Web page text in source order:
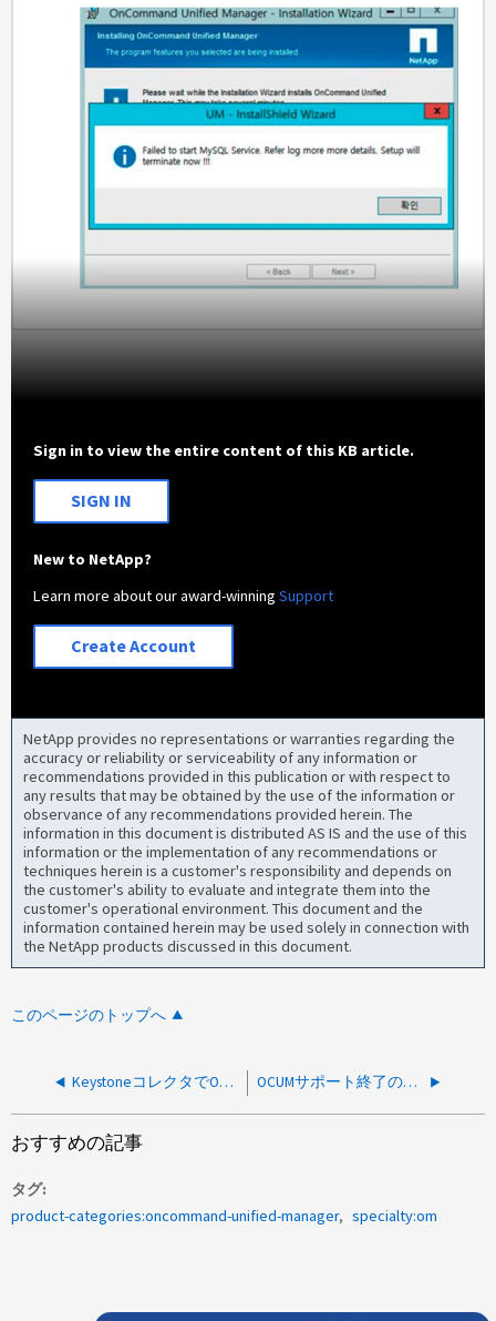
Sign in to view the entire content of this KB article.
SIGN IN
New to NetApp?
Learn more about our award-winningSupport
Create Account
NetApp provides no representations or warranties regarding the
accuracy or reliability or serviceability of any information or
recommendations provided in this publication or with respect to
any results that may be obtained by the use of the information or
observance of any recommendations provided herein. The
information in this document is distributed AS IS and the use of this
information or the implementation of any recommendations or
techniques herein is a customer's responsibility and depends on
the customer's ability to evaluate and integrate them into the
customer's operational environment. This document and the
information contained herein may be used solely in connection with
the NetApp products discussed in this document.
このページのトップへ
KeystoneコレクタでOCIEサービスに障害が発生したと表示される OCUMサポート終了の通知
おすすめの記事
タグ
product-categories:oncommand-unified-manager
specialty:om